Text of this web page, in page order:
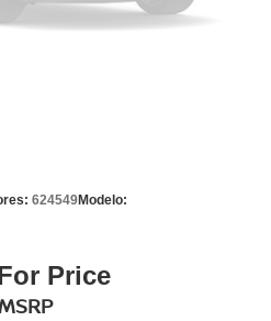
624549Modelo:
Price